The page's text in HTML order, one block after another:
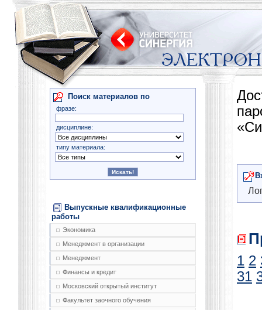
Поиск материалов по
фразе:
дисциплине:
типу материала:
Выпускные квалификационные
работы
Экономика
Менеджмент в организации
Менеджмент
Финансы и кредит
Московский открытый институт
Факультет заочного обучения
1 2
31